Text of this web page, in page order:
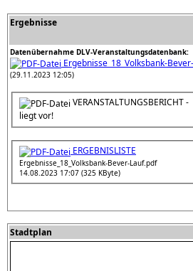
Ergebnisse
Datenübernahme DLV-Veranstaltungsdatenbank:
Ergebnisse_18_Volksbank-
(29.11.2023 12:05)
VERANSTALTUNGSBERICHT -
liegt vor!
ERGEBNISLISTE
Ergebnisse_18_Volksbank-Bever-Lauf.pdf
14.08.2023 17:07 (325 KByte)
Stadtplan